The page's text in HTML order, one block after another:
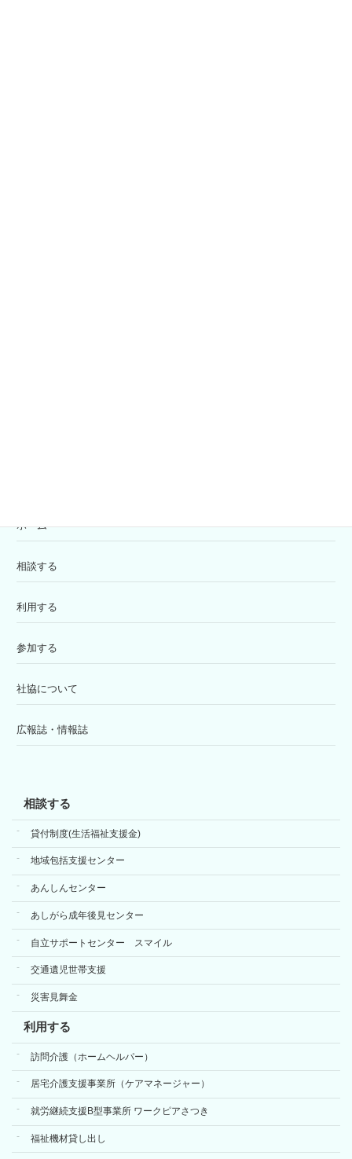
ホーム
相談する
利用する
参加する
社協について
広報誌・情報誌
相談する
貸付制度(生活福祉支援金)
地域包括支援センター
あんしんセンター
あしがら成年後見センター
自立サポートセンター スマイル
交通遺児世帯支援
災害見舞金
利用する
訪問介護（ホームヘルパー）
居宅介護支援事業所（ケアマネージャー）
就労継続支援B型事業所 ワークピアさつき
福祉機材貸し出し